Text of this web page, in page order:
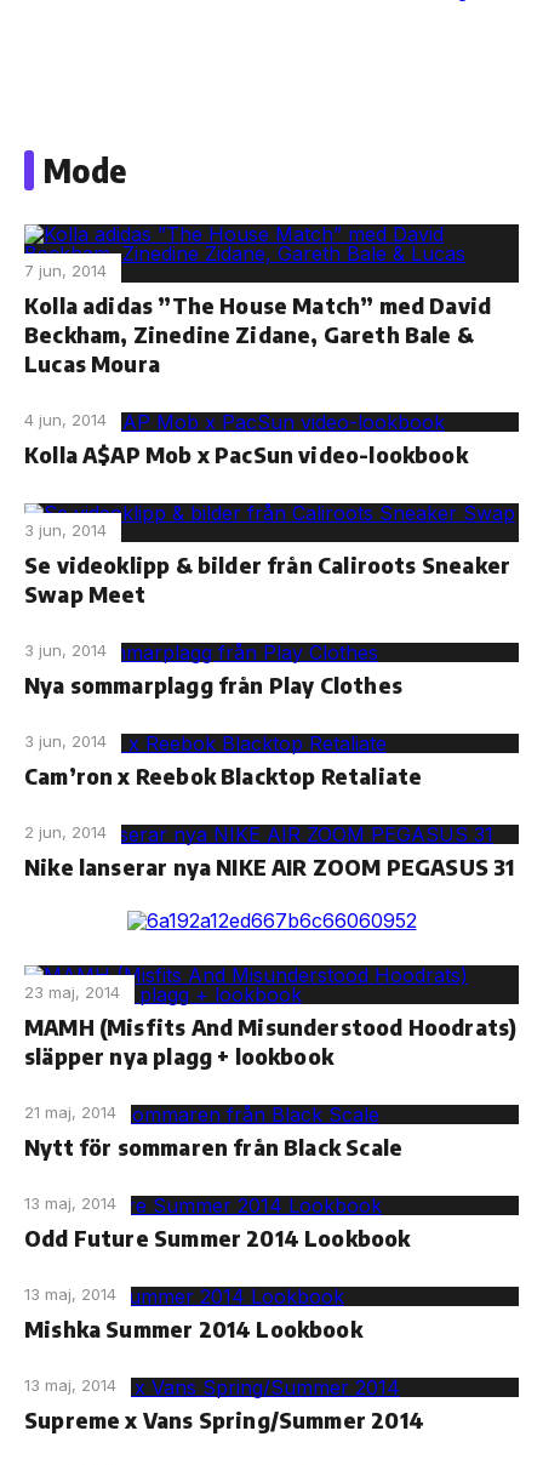
contentMode
7 jun, 2014
Kolla adidas ”The House Match” med David
Beckham, Zinedine Zidane, Gareth Bale &
Lucas Moura
4 jun, 2014
Kolla A$AP Mob x PacSun video-lookbook
3 jun, 2014
Se videoklipp & bilder från Caliroots Sneaker
Swap Meet
3 jun, 2014
Nya sommarplagg från Play Clothes
3 jun, 2014
Cam’ron x Reebok Blacktop Retaliate
2 jun, 2014
Nike lanserar nya NIKE AIR ZOOM PEGASUS 31
23 maj, 2014
MAMH (Misfits And Misunderstood Hoodrats)
släpper nya plagg + lookbook
21 maj, 2014
Nytt för sommaren från Black Scale
13 maj, 2014
Odd Future Summer 2014 Lookbook
13 maj, 2014
Mishka Summer 2014 Lookbook
13 maj, 2014
Supreme x Vans Spring/Summer 2014